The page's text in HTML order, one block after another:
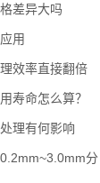
差异大吗
用
效率直接翻倍
寿命怎么算？
理有何影响
分